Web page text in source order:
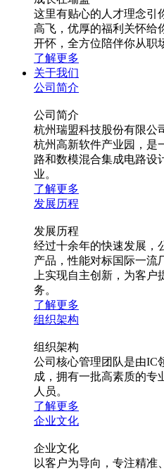
这里有贴心的人才理念引
高飞，优厚的福利关怀给
开怀，全方位陪伴你从职
了解更多
关于我们
公司简介
公司简介
杭州瑞盟科技股份有限公
杭州高新软件产业园，是
路和数模混合集成电路设
业。
了解更多
发展历程
发展历程
经过十余年的快速发展，
产品，性能对标国际一流
上实现自主创新，为客
务。
了解更多
组织架构
组织架构
公司核心管理团队是由IC
成，拥有一批高素质的专
人员。
了解更多
企业文化
企业文化
以客户为导向，专注精准